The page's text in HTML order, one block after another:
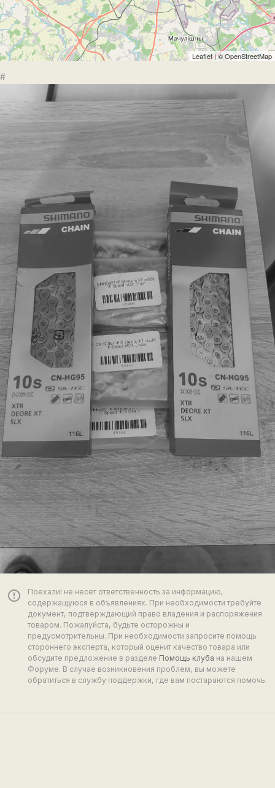
Leaflet| ©OpenStreetMap
#
error_outline
Поехали! не несёт ответственность за информацию,
содержащуюся в объявлениях. При необходимости требуйте
документ, подтверждающий право владения и распоряжения
товаром. Пожалуйста, будьте осторожны и
предусмотрительны. При необходимости запросите помощь
стороннего эксперта, который оценит качество товара или
обсудите предложение в разделе Помощь клуба на нашем
Форуме. В случае возникновения проблем, вы можете
обратиться в службу поддержки, где вам постараются помочь.